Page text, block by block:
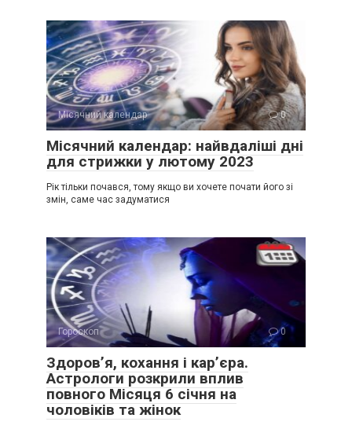
Місячний календар 0
Місячний календар: найвдаліші дні
для стрижки у лютому 2023
Рік тільки почався, тому якщо ви хочете почати його зі
змін, саме час задуматися
Гороскоп 0
Здоров’я, кохання і кар’єра.
Астрологи розкрили вплив
повного Місяця 6 січня на
чоловіків та жінок